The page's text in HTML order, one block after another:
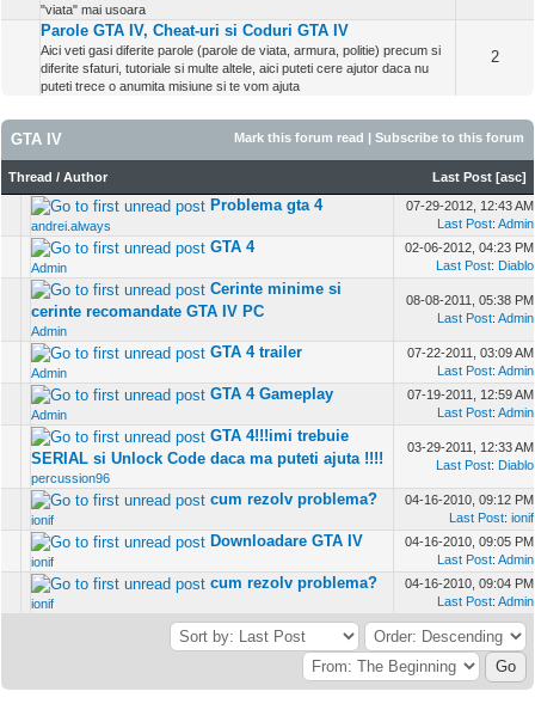
"viata" mai usoara
Parole GTA IV, Cheat-uri si Coduri GTA IV
Aici veti gasi diferite parole (parole de viata, armura, politie) precum si
diferite sfaturi, tutoriale si multe altele, aici puteti cere ajutor daca nu
puteti trece o anumita misiune si te vom ajuta
2
Mark this forum read | Subscribe to this forum
GTA IV
Thread / Author Last Post [asc]
Problema gta 4
andrei.always
07-29-2012, 12:43 AM
Last Post: Admin
GTA 4
Admin
02-06-2012, 04:23 PM
Last Post: Diablo
Cerinte minime si
cerinte recomandate GTA IV PC
Admin
08-08-2011, 05:38 PM
Last Post: Admin
GTA 4 trailer
Admin
07-22-2011, 03:09 AM
Last Post: Admin
GTA 4 Gameplay
Admin
07-19-2011, 12:59 AM
Last Post: Admin
GTA 4!!!imi trebuie
SERIAL si Unlock Code daca ma puteti ajuta !!!!
percussion96
03-29-2011, 12:33 AM
Last Post: Diablo
cum rezolv problema?
ionif
04-16-2010, 09:12 PM
Last Post: ionif
Downloadare GTA IV
ionif
04-16-2010, 09:05 PM
Last Post: Admin
cum rezolv problema?
ionif
04-16-2010, 09:04 PM
Last Post: Admin